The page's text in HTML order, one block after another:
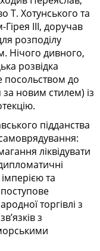
Т. Хотунського та
Гірея III, доручав
розподілу
Нічого дивного,
розвідка
посольством до
новим стилем) із
підданства
ліквідувати
та
торгівлі з
з